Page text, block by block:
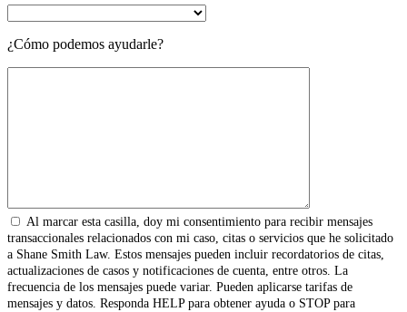
¿Cómo podemos ayudarle?
Al marcar esta casilla, doy mi consentimiento para recibir mensajes
transaccionales relacionados con mi caso, citas o servicios que he solicitado
a Shane Smith Law. Estos mensajes pueden incluir recordatorios de citas,
actualizaciones de casos y notificaciones de cuenta, entre otros. La
frecuencia de los mensajes puede variar. Pueden aplicarse tarifas de
mensajes y datos. Responda HELP para obtener ayuda o STOP para